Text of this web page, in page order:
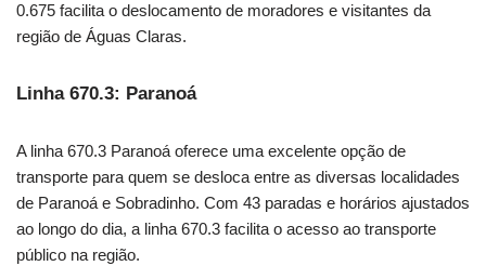
0.675 facilita o deslocamento de moradores e visitantes da
região de Águas Claras.
Linha 670.3: Paranoá
A linha 670.3 Paranoá oferece uma excelente opção de
transporte para quem se desloca entre as diversas localidades
de Paranoá e Sobradinho. Com 43 paradas e horários ajustados
ao longo do dia, a linha 670.3 facilita o acesso ao transporte
público na região.